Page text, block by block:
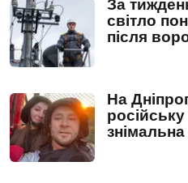
За
світло
після
На